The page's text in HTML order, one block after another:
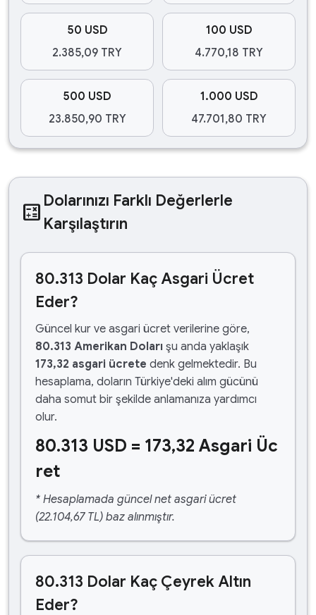
50 USD
2.385,09 TRY
100 USD
4.770,18 TRY
500 USD
23.850,90 TRY
1.000 USD
47.701,80 TRY
calculate Dolarınızı Farklı Değerlerle
Karşılaştırın
80.313 Dolar Kaç Asgari Ücret
Eder?
Güncel kur ve asgari ücret verilerine göre,
80.313 Amerikan Doları şu anda yaklaşık
173,32 asgari ücrete denk gelmektedir. Bu
hesaplama, doların Türkiye'deki alım gücünü
daha somut bir şekilde anlamanıza yardımcı
olur.
80.313 USD = 173,32 Asgari Üc
ret
* Hesaplamada güncel net asgari ücret
(22.104,67 TL) baz alınmıştır.
80.313 Dolar Kaç Çeyrek Altın
Eder?